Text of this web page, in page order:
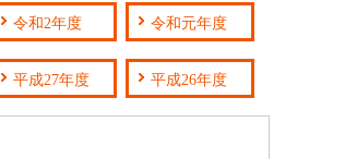
令和2年度 令和元年度
平成27年度 平成26年度